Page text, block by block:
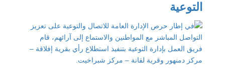
التوعية